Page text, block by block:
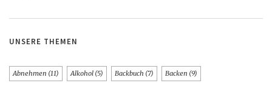
UNSERE THEMEN
Abnehmen (11) Alkohol (5) Backbuch (7) Backen (9)